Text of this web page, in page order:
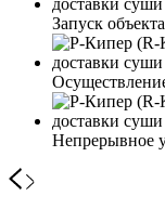
Запуск объекта
Непрерывное